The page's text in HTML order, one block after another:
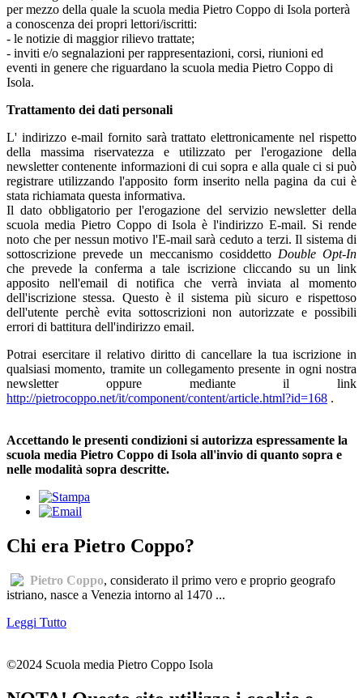
per mezzo della quale la scuola media Pietro Coppo di Isola porterà
a conoscenza dei propri lettori/iscritti:
- le notizie di maggior rilievo trattate;
- inviti e/o segnalazioni per rappresentazioni, corsi, riunioni ed
eventi in genere che riguardano la scuola media Pietro Coppo di
Isola.
Trattamento dei dati personali
L' indirizzo e-mail fornito sarà trattato elettronicamente nel rispetto
della massima riservatezza e utilizzato per l'erogazione della
newsletter contenente informazioni di cui sopra e alla quale ci si può
registrare utilizzando l'apposito form inserito nella pagina da cui è
stata richiamata questa informativa.
Il dato obbligatorio per l'erogazione del servizio newsletter della
scuola media Pietro Coppo di Isola è l'indirizzo E-mail. Si rende
noto che per nessun motivo l'E-mail sarà ceduto a terzi. Il sistema di
sottoscrizione prevede un meccanismo cosiddetto Double Opt-In
che prevede la conferma a tale iscrizione cliccando su un link
apposito nell'email di notifica che verrà inviata al momento
dell'iscrizione stessa. Questo è il sistema più sicuro e rispettoso
dell'utente perchè evita sottoscrizioni non autorizzate e possibili
errori di battitura dell'indirizzo email.
Potrai esercitare il relativo diritto di cancellare la tua iscrizione in
qualsiasi momento, tramite un collegamento presente in ogni nostra
newsletter oppure mediante il link
http://pietrocoppo.net/it/component/content/article.html?id=168 .
Accettando le presenti condizioni si autorizza espressamente la
scuola media Pietro Coppo di Isola all'invio di quanto sopra e
nelle modalità sopra descritte.
Chi era Pietro Coppo?
Pietro Coppo, considerato il primo vero e proprio geografo
istriano, nasce a Venezia intorno al 1470 ...
Leggi Tutto
©2024 Scuola media Pietro Coppo Isola